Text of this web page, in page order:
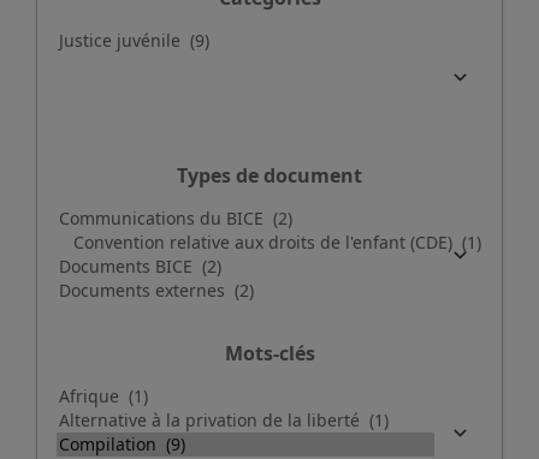
Types de document
Mots-clés